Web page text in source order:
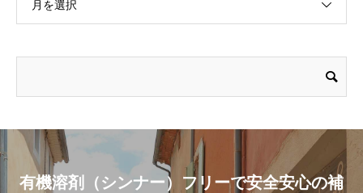
月を選択
有機溶剤（シンナー）フリーで安全安心の補